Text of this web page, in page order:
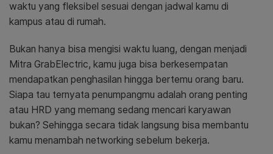
waktu yang fleksibel sesuai dengan jadwal kamu di
kampus atau di rumah.
Bukan hanya bisa mengisi waktu luang, dengan menjadi
Mitra GrabElectric, kamu juga bisa berkesempatan
mendapatkan penghasilan hingga bertemu orang baru.
Siapa tau ternyata penumpangmu adalah orang penting
atau HRD yang memang sedang mencari karyawan
bukan? Sehingga secara tidak langsung bisa membantu
kamu menambah networking sebelum bekerja.